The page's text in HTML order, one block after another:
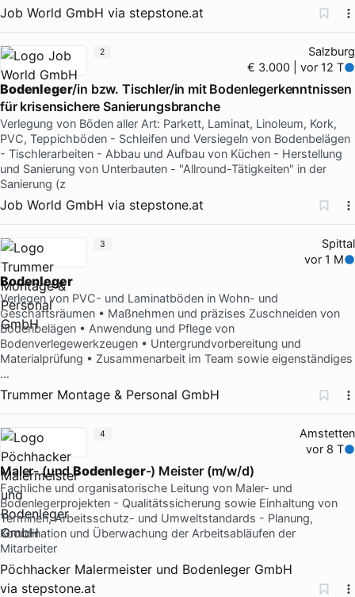
Job World GmbH via stepstone.at
Salzburg
€ 3.000 | vor 12 T
Bodenleger/in bzw. Tischler/in mit Bodenlegerkenntnissen
für krisensichere Sanierungsbranche
Verlegung von Böden aller Art: Parkett, Laminat, Linoleum, Kork,
PVC, Teppichböden - Schleifen und Versiegeln von Bodenbelägen
- Tischlerarbeiten - Abbau und Aufbau von Küchen - Herstellung
und Sanierung von Unterbauten - "Allround-Tätigkeiten" in der
Sanierung (z
Job World GmbH via stepstone.at
2
Spittal
vor 1 M
Bodenleger
Verlegen von PVC- und Laminatböden in Wohn- und
Geschäftsräumen • Maßnehmen und präzises Zuschneiden von
Bodenbelägen • Anwendung und Pflege von
Bodenverlegewerkzeugen • Untergrundvorbereitung und
Materialprüfung • Zusammenarbeit im Team sowie eigenständiges
…
Trummer Montage & Personal GmbH
3
Amstetten
vor 8 T
Maler- (undBodenleger-) Meister (m/w/d)
Fachliche und organisatorische Leitung von Maler- und
Bodenlegerprojekten - Qualitätssicherung sowie Einhaltung von
Terminen, Arbeitsschutz- und Umweltstandards - Planung,
Koordination und Überwachung der Arbeitsabläufen der
Mitarbeiter
Pöchhacker Malermeister und Bodenleger GmbH
via stepstone.at
4